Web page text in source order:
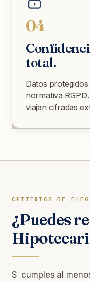
04
total.
Datos
normativa
viajan cifradas
CRITERIOS DE
¿Puedes
Si cumples al